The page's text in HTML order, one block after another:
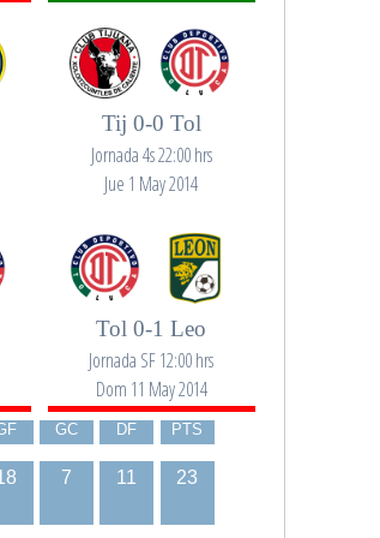
Tij 0-0 Tol
Jornada 4s 22:00 hrs
Jue 1 May 2014
Tol 0-1 Leo
Jornada SF 12:00 hrs
Dom 11 May 2014
GC DF PTS
7 11 23